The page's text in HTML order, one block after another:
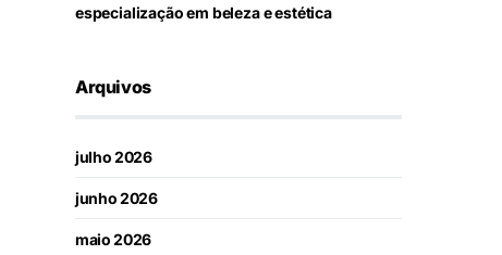
especialização em beleza e estética
Arquivos
julho 2026
junho 2026
maio 2026